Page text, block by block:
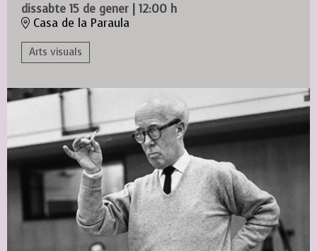
dissabte 15 de gener | 12:00 h
Casa de la Paraula
Arts visuals